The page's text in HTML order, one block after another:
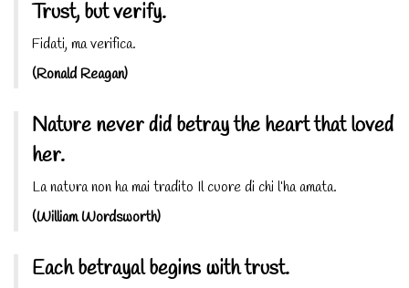
Trust, but verify.
Fidati, ma verifica.
(Ronald Reagan)
Nature never did betray the heart that loved
her.
La natura non ha mai tradito Il cuore di chi l’ha amata.
(William Wordsworth)
Each betrayal begins with trust.